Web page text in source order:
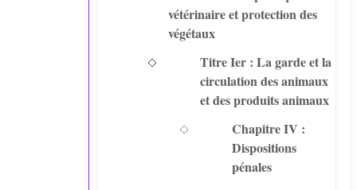
vétérinaire et protection des
végétaux
Titre Ier : La garde et la
circulation des animaux
et des produits animaux
Chapitre IV :
Dispositions
pénales